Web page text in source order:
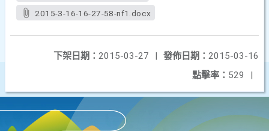
2015-3-16-16-27-58-nf1.docx
發佈日期： 2015-03-16
下架日期： 2015-03-27
|
點擊率： 529 |